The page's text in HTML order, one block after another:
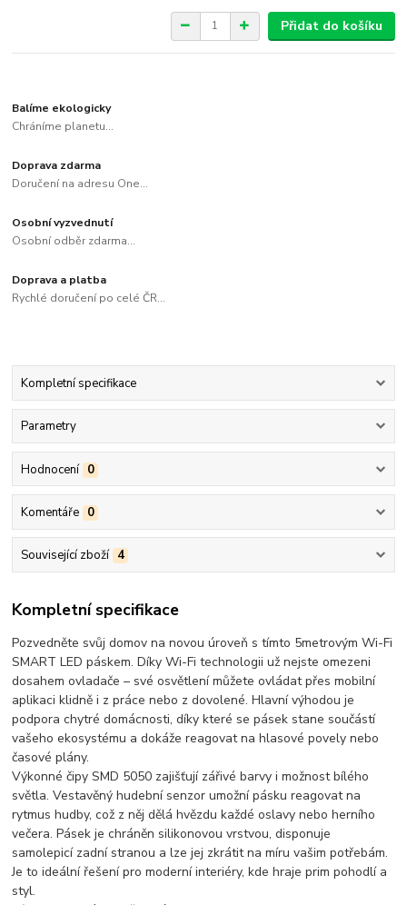
Přidat do košíku
Balíme ekologicky
Chráníme planetu...
Doprava zdarma
Doručení na adresu One...
Osobní vyzvednutí
Osobní odběr zdarma...
Doprava a platba
Rychlé doručení po celé ČR...
Kompletní specifikace
Parametry
Hodnocení 0
Komentáře 0
Související zboží 4
Kompletní specifikace
Pozvedněte svůj domov na novou úroveň s tímto 5metrovým Wi-Fi
SMART LED páskem. Díky Wi-Fi technologii už nejste omezeni
dosahem ovladače – své osvětlení můžete ovládat přes mobilní
aplikaci klidně i z práce nebo z dovolené.Hlavní výhodou je
podpora chytré domácnosti, díky které se pásek stane součástí
vašeho ekosystému a dokáže reagovat na hlasové povely nebo
časové plány.
Výkonné čipy SMD 5050 zajišťují zářivé barvy i možnost bílého
světla. Vestavěný hudební senzor umožní pásku reagovat na
rytmus hudby, což z něj dělá hvězdu každé oslavy nebo herního
večera. Pásek je chráněn silikonovou vrstvou, disponuje
samolepicí zadní stranou a lze jej zkrátit na míru vašim potřebám.
Je to ideální řešení pro moderní interiéry, kde hraje prim pohodlí a
styl.